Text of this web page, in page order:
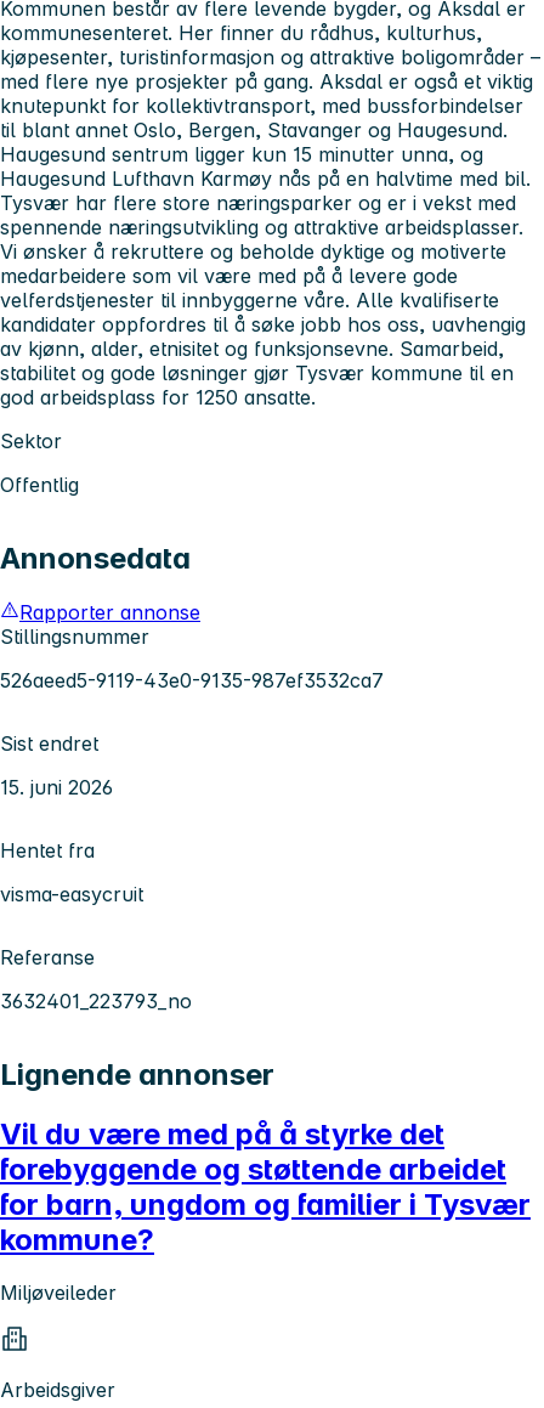
Kommunen består av flere levende bygder, og Aksdal er
kommunesenteret. Her finner du rådhus, kulturhus,
kjøpesenter, turistinformasjon og attraktive boligområder –
med flere nye prosjekter på gang. Aksdal er også et viktig
knutepunkt for kollektivtransport, med bussforbindelser
til blant annet Oslo, Bergen, Stavanger og Haugesund.
Haugesund sentrum ligger kun 15 minutter unna, og
Haugesund Lufthavn Karmøy nås på en halvtime med bil.
Tysvær har flere store næringsparker og er i vekst med
spennende næringsutvikling og attraktive arbeidsplasser.
Vi ønsker å rekruttere og beholde dyktige og motiverte
medarbeidere som vil være med på å levere gode
velferdstjenester til innbyggerne våre. Alle kvalifiserte
kandidater oppfordres til å søke jobb hos oss, uavhengig
av kjønn, alder, etnisitet og funksjonsevne. Samarbeid,
stabilitet og gode løsninger gjør Tysvær kommune til en
god arbeidsplass for 1250 ansatte.
Sektor
Offentlig
Annonsedata
Rapporter annonse
Stillingsnummer
526aeed5-9119-43e0-9135-987ef3532ca7
Sist endret
15. juni 2026
Hentet fra
visma-easycruit
Referanse
3632401_223793_no
Lignende annonser
Vil du være med på å styrke det
forebyggende og støttende arbeidet
for barn, ungdom og familier i Tysvær
kommune?
Miljøveileder
Arbeidsgiver